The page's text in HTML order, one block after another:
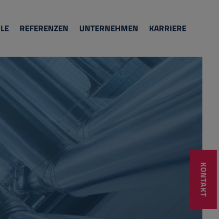
REFERENZEN UNTERNEHMEN KARRIERE
KONTAKT